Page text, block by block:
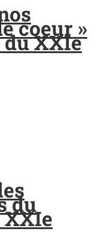
coeur »
XXIe
du